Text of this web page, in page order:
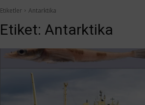
Etiketler Antarktika
Etiket: Antarktika